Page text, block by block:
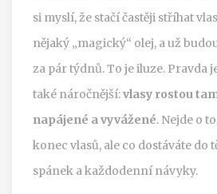
si myslí, že stačí častěji stříhat
nějaký „magický“ olej, a už
za pár týdnů. To je iluze. Pravda
také náročnější:vlasy rostou
napájené a vyvážené. Nejde o
konec vlasů, ale co dostáváte do
spánek a každodenní návyky.